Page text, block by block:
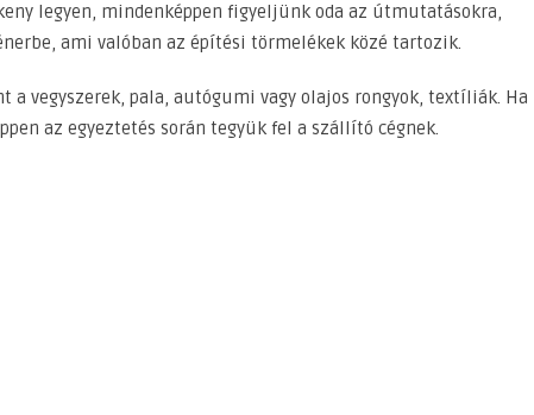
legyen, mindenképpen figyeljünk oda az útmutatásokra,
ami valóban az építési törmelékek közé tartozik.
vegyszerek, pala, autógumi vagy olajos rongyok, textíliák. Ha
az egyeztetés során tegyük fel a szállító cégnek.